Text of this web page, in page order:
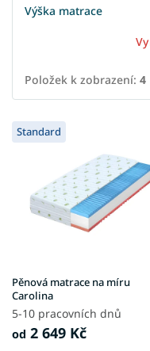
Výška matrace
Položek k zobrazení: 4
V
ý
u
k
t
ů
Standard
Pěnová matrace na míru
Carolina
5-10 pracovních dnů
od 2 649 Kč